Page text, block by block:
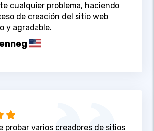
cualquier problema, haciendo
de creación del sitio web
y agradable.
probar varios creadores de sitios